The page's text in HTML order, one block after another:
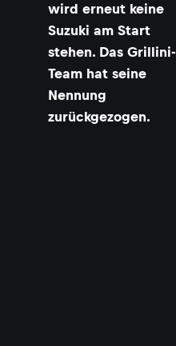
wird erneut keine
Suzuki am Start
stehen. Das Grillini-
Team hat seine
Nennung
zurückgezogen.